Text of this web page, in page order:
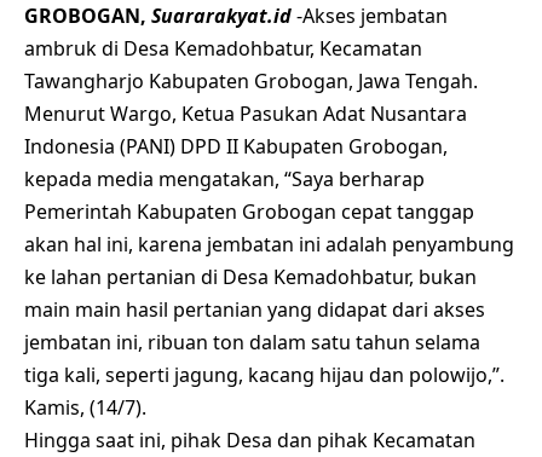
GROBOGAN, Suararakyat.id-Akses jembatan
ambruk di Desa Kemadohbatur, Kecamatan
Tawangharjo Kabupaten Grobogan, Jawa Tengah.
Menurut Wargo, Ketua Pasukan Adat Nusantara
Indonesia (PANI) DPD II Kabupaten Grobogan,
kepada media mengatakan, “Saya berharap
Pemerintah Kabupaten Grobogan cepat tanggap
akan hal ini, karena jembatan ini adalah penyambung
ke lahan pertanian di Desa Kemadohbatur, bukan
main main hasil pertanian yang didapat dari akses
jembatan ini, ribuan ton dalam satu tahun selama
tiga kali, seperti jagung, kacang hijau dan polowijo,”.
Kamis, (14/7).
Hingga saat ini, pihak Desa dan pihak Kecamatan